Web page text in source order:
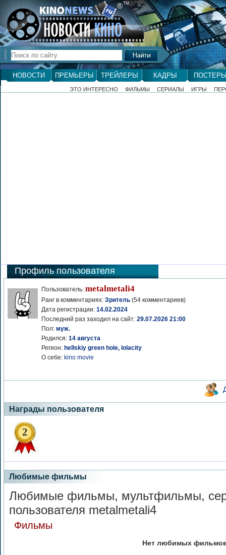
®ТМ
НОВОСТИ ПРЕМЬЕРЫ ТРЕЙЛЕРЫ КАДРЫ
ЭТО ИНТЕРЕСНО ФИЛЬМЫ СЕРИАЛЫ ИГРЫ
Профиль пользователя
Пользователь: metalmetali4
Ранг в комментариях: Зритель (54 комментариев)
Дата регистрации: 14.02.2024
Последний раз заходил на сайт: 29.07.2026 21:00
Пол: муж.
Родился: 14 августа
Регион: hellskiy green hole, lolacity
О себе: kino movie
Награды пользователя
2
Любимые фильмы
Любимые фильмы, мультфильмы,
пользователя metalmetali4
Фильмы
Нет любимых